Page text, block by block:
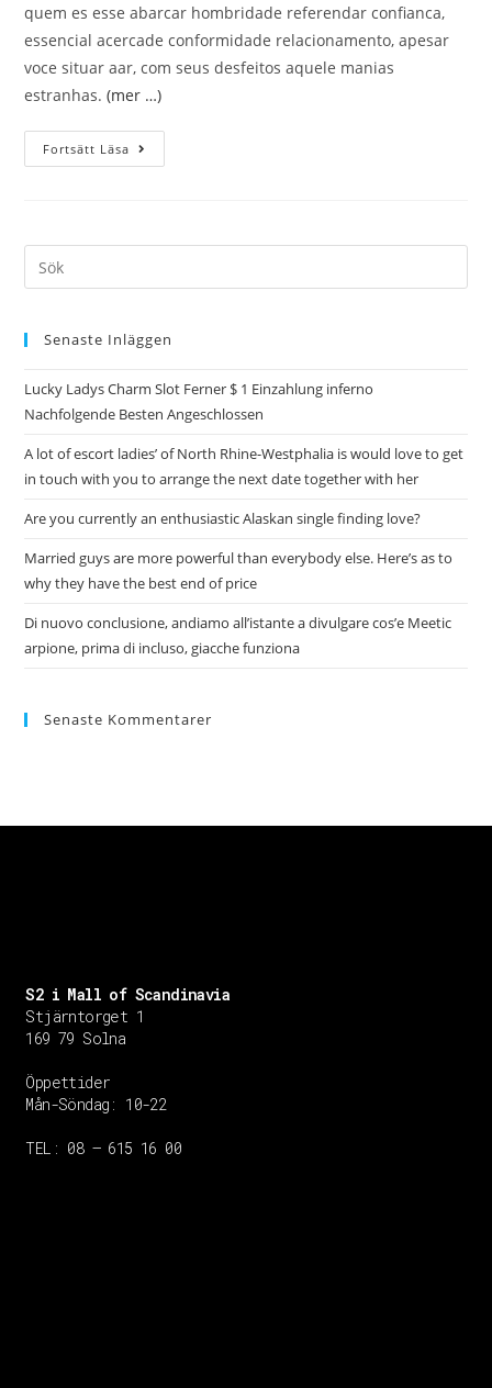
quem es esse abarcar hombridade referendar confianca,
essencial acercade conformidade relacionamento, apesar
voce situar aar, com seus desfeitos aquele manias
estranhas.(mer …)
Fortsätt Läsa
Senaste Inläggen
Lucky Ladys Charm Slot Ferner $ 1 Einzahlung inferno
Nachfolgende Besten Angeschlossen
A lot of escort ladies’ of North Rhine-Westphalia is would love to get
in touch with you to arrange the next date together with her
Are you currently an enthusiastic Alaskan single finding love?
Married guys are more powerful than everybody else. Here’s as to
why they have the best end of price
Di nuovo conclusione, andiamo all’istante a divulgare cos’e Meetic
arpione, prima di incluso, giacche funziona
Senaste Kommentarer
S2 i Mall of Scandinavia
Stjärntorget 1
169 79 Solna
Öppettider
Mån-Söndag: 10-22
TEL: 08 – 615 16 00